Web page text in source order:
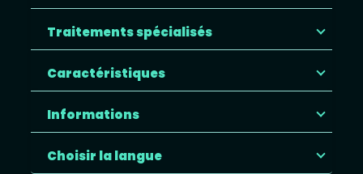
Traitements spécialisés
Caractéristiques
Informations
Choisir la langue